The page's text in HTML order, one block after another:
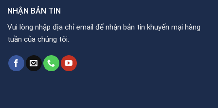
NHẬN BẢN TIN
Vui lòng nhập địa chỉ email để nhận bản tin khuyến mại hàng
tuần của chúng tôi: